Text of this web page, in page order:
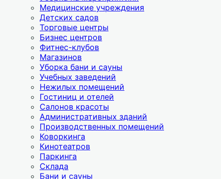
Медицинские учреждения
Детских садов
Торговые центры
Бизнес центров
Фитнес-клубов
Магазинов
Уборка бани и сауны
Учебных заведений
Нежилых помещений
Гостиниц и отелей
Салонов красоты
Административных зданий
Производственных помещений
Коворкинга
Кинотеатров
Паркинга
Склада
Бани и сауны